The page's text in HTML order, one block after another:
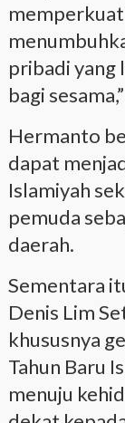
pribadi yang
bagi
Hermanto
dapat
Islamiyah
pemuda
daerah.
Sementara
Denis Lim
khususnya
Tahun Baru
menuju